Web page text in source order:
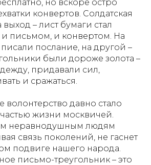
но вскоре остро
конвертов. Солдатская
– лист бумаги стал
письмом, и конвертом. На
послание, на другой –
были дороже золота –
придавали сил,
и сражаться.
волонтерство давно стало
жизни москвичей.
неравнодушным людям
связь поколений, не гаснет
подвиге нашего народа.
письмо-треугольник – это